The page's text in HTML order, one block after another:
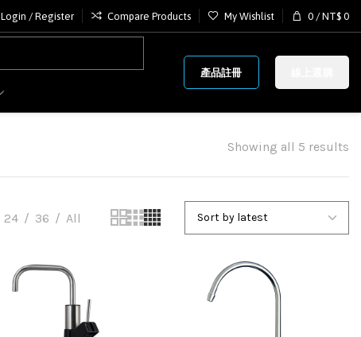
Login / Register Compare Products My Wishlist 0 / NT$ 0
產品註冊
Showing all 5 results
24 36 All